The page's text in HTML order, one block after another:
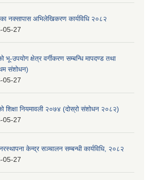
नक्सापास अभिलेखिकरण कार्यविधि २०८२
05-27
भू-उपयोग क्षेत्र वर्गीकरण सम्बन्धि मापदण्ड तथा
संशोधन)
05-27
शिक्षा नियमावली २०७४ (दोस्रो संशोधन २०८२)
05-27
केन्द्र सञ्चालन सम्बन्धी कार्यविधि, २०८२
05-27